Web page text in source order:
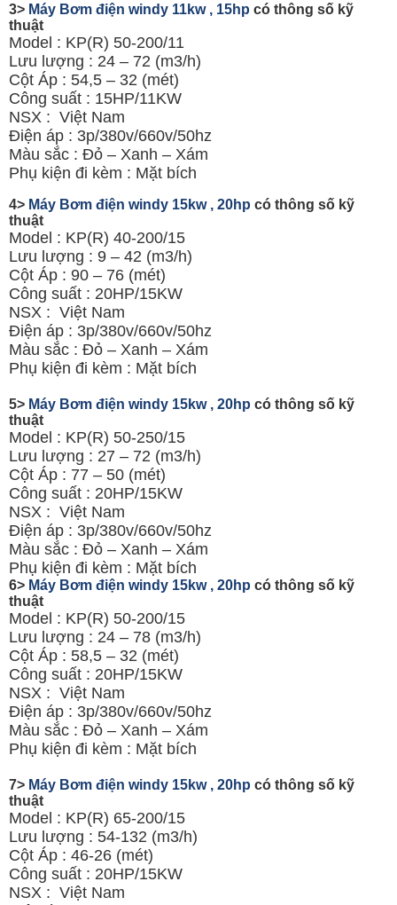
3> Máy Bơm điện windy 11kw , 15hp có thông số kỹ
thuật
Model : KP(R) 50-200/11
Lưu lượng : 24 – 72 (m3/h)
Cột Áp : 54,5 – 32 (mét)
Công suất : 15HP/11KW
NSX : Việt Nam
Điện áp : 3p/380v/660v/50hz
Màu sắc : Đỏ – Xanh – Xám
Phụ kiện đi kèm : Mặt bích
4> Máy Bơm điện windy 15kw , 20hp có thông số kỹ
thuật
Model : KP(R) 40-200/15
Lưu lượng : 9 – 42 (m3/h)
Cột Áp : 90 – 76 (mét)
Công suất : 20HP/15KW
NSX : Việt Nam
Điện áp : 3p/380v/660v/50hz
Màu sắc : Đỏ – Xanh – Xám
Phụ kiện đi kèm : Mặt bích
5> Máy Bơm điện windy 15kw , 20hp có thông số kỹ
thuật
Model : KP(R) 50-250/15
Lưu lượng : 27 – 72 (m3/h)
Cột Áp : 77 – 50 (mét)
Công suất : 20HP/15KW
NSX : Việt Nam
Điện áp : 3p/380v/660v/50hz
Màu sắc : Đỏ – Xanh – Xám
Phụ kiện đi kèm : Mặt bích
6> Máy Bơm điện windy 15kw , 20hp có thông số kỹ
thuật
Model : KP(R) 50-200/15
Lưu lượng : 24 – 78 (m3/h)
Cột Áp : 58,5 – 32 (mét)
Công suất : 20HP/15KW
NSX : Việt Nam
Điện áp : 3p/380v/660v/50hz
Màu sắc : Đỏ – Xanh – Xám
Phụ kiện đi kèm : Mặt bích
7> Máy Bơm điện windy 15kw , 20hp có thông số kỹ
thuật
Model : KP(R) 65-200/15
Lưu lượng : 54-132 (m3/h)
Cột Áp : 46-26 (mét)
Công suất : 20HP/15KW
NSX : Việt Nam